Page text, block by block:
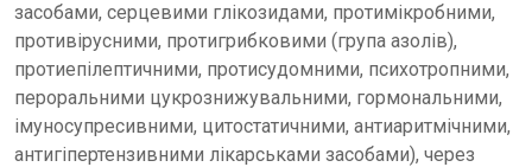
засобами, серцевими глікозидами, протимікробними,
противірусними, протигрибковими (група азолів),
протиепілептичними, протисудомними, психотропними,
пероральними цукрознижувальними, гормональними,
імуносупресивними, цитостатичними, антиаритмічними,
антигіпертензивними лікарськами засобами), через